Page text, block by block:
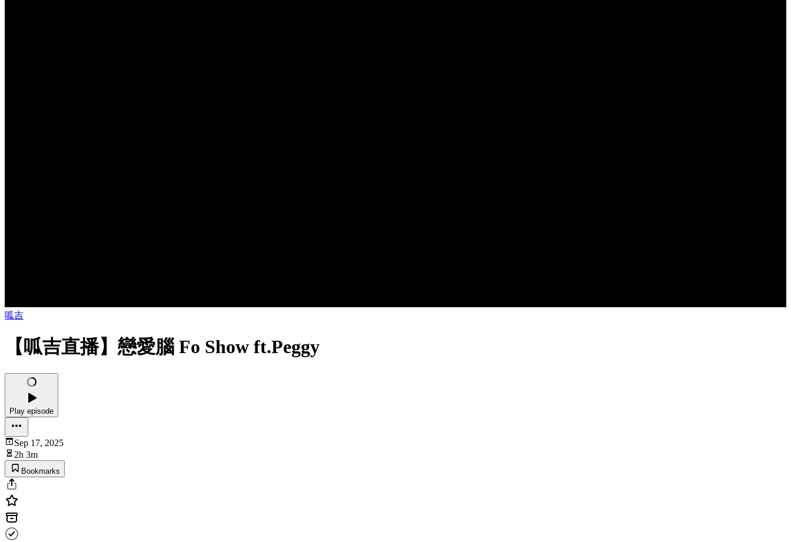
呱吉
【呱吉直播】戀愛腦 Fo Show ft.Peggy
Play episode
Sep 17, 2025
2h 3m
Bookmarks